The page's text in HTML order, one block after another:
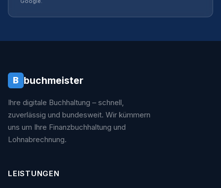
B buchmeister
Ihre digitale Buchhaltung – schnell,
zuverlässig und bundesweit. Wir kümmern
uns um Ihre Finanzbuchhaltung und
Lohnabrechnung.
LEISTUNGEN